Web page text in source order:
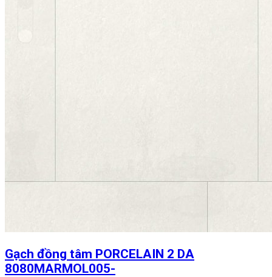
Gạch đồng tâm PORCELAIN 2 DA
8080MARMOL005-